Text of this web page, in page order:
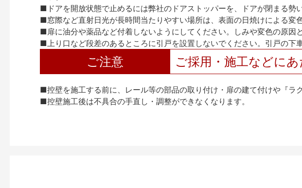
■ドアを開放状態で止めるには弊社のドアストッパーを、ドアが閉まる勢
■窓際など直射日光が長時間当たりやすい場所は、表面の日焼けによる
■扉に油分や薬品など付着しないようにしてください。しみや変色の原因と
■上り口など段差のあるところに引戸を設置しないでください。引戸の
ご注意 ご採用・施工などに
■控壁を施工する前に、レール等の部品の取り付け・扉の建て付けや『ラ
■控壁施工後は不具合の手直し・調整ができなくなります。